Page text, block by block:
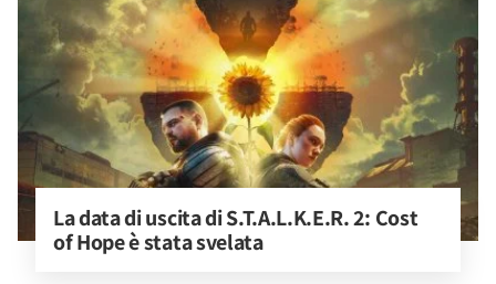
La data di uscita di S.T.A.L.K.E.R. 2: Cost
of Hope è stata svelata